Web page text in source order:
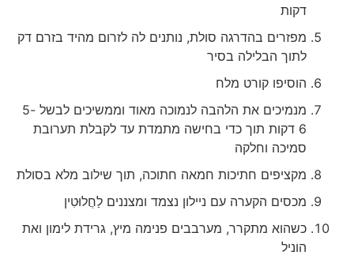
דקות
מפזרים בהדרגה סולת, נותנים לה לזרום מהיד בזרם דק
לתוך הבלילה בסיר
הוסיפו קורט מלח
מנמיכים את הלהבה לנמוכה מאוד וממשיכים לבשל 5-
6 דקות תוך כדי בחישה מתמדת עד לקבלת תערובת
סמיכה וחלקה
מקציפים חתיכות חמאה חתוכה, תוך שילוב מלא בסולת
מכסים הקערה עם ניילון נצמד ומצננים לַחֲלוּטִין
כשהוא מתקרר, מערבבים פנימה מיץ, גרידת לימון ואת
הוניל